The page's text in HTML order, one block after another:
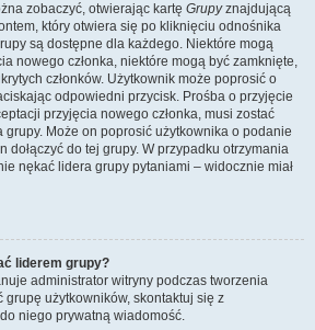
zobaczyć, otwierając kartę Grupyznajdującą
który otwiera się po kliknięciu odnośnika
są dostępne dla każdego. Niektóre mogą
nowego członka, niektóre mogą być zamknięte,
członków. Użytkownik może poprosić o
odpowiedni przycisk. Prośba o przyjęcie
przyjęcia nowego członka, musi zostać
Może on poprosić użytkownika o podanie
dołączyć do tej grupy. W przypadku otrzymania
nękać lidera grupy pytaniami – widocznie miał
liderem grupy?
administrator witryny podczas tworzenia
grupę użytkowników, skontaktuj się z
niego prywatną wiadomość.